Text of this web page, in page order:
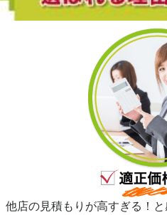
他店の見積もりが高すぎる！